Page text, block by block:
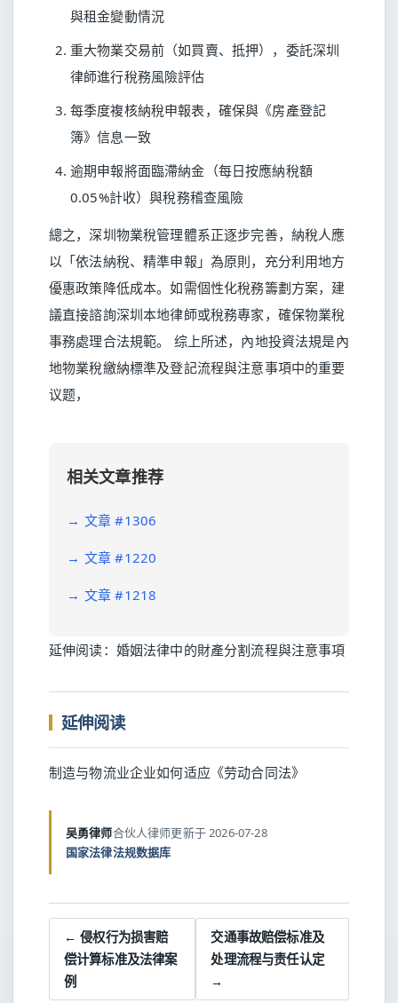
與租金變動情況
重大物業交易前（如買賣、抵押），委託深圳
律師進行稅務風險評估
每季度複核納稅申報表，確保與《房產登記
簿》信息一致
逾期申報將面臨滯納金（每日按應納稅額
0.05%計收）與稅務稽查風險
總之，深圳物業稅管理體系正逐步完善，納稅人應
以「依法納稅、精準申報」為原則，充分利用地方
優惠政策降低成本。如需個性化稅務籌劃方案，建
議直接諮詢深圳本地律師或稅務專家，確保物業稅
事務處理合法規範。 综上所述，內地投資法規是內
地物業稅繳納標準及登記流程與注意事項中的重要
议题，
相关文章推荐
→ 文章 #1306
→ 文章 #1220
→ 文章 #1218
延伸阅读： 婚姻法律中的財產分割流程與注意事項
延伸阅读
制造与物流业企业如何适应《劳动合同法》
吴勇律师合伙人律师更新于 2026-07-28
国家法律法规数据库
← 侵权行为损害赔
偿计算标准及法律案
例
交通事故赔偿标准及
处理流程与责任认定
→